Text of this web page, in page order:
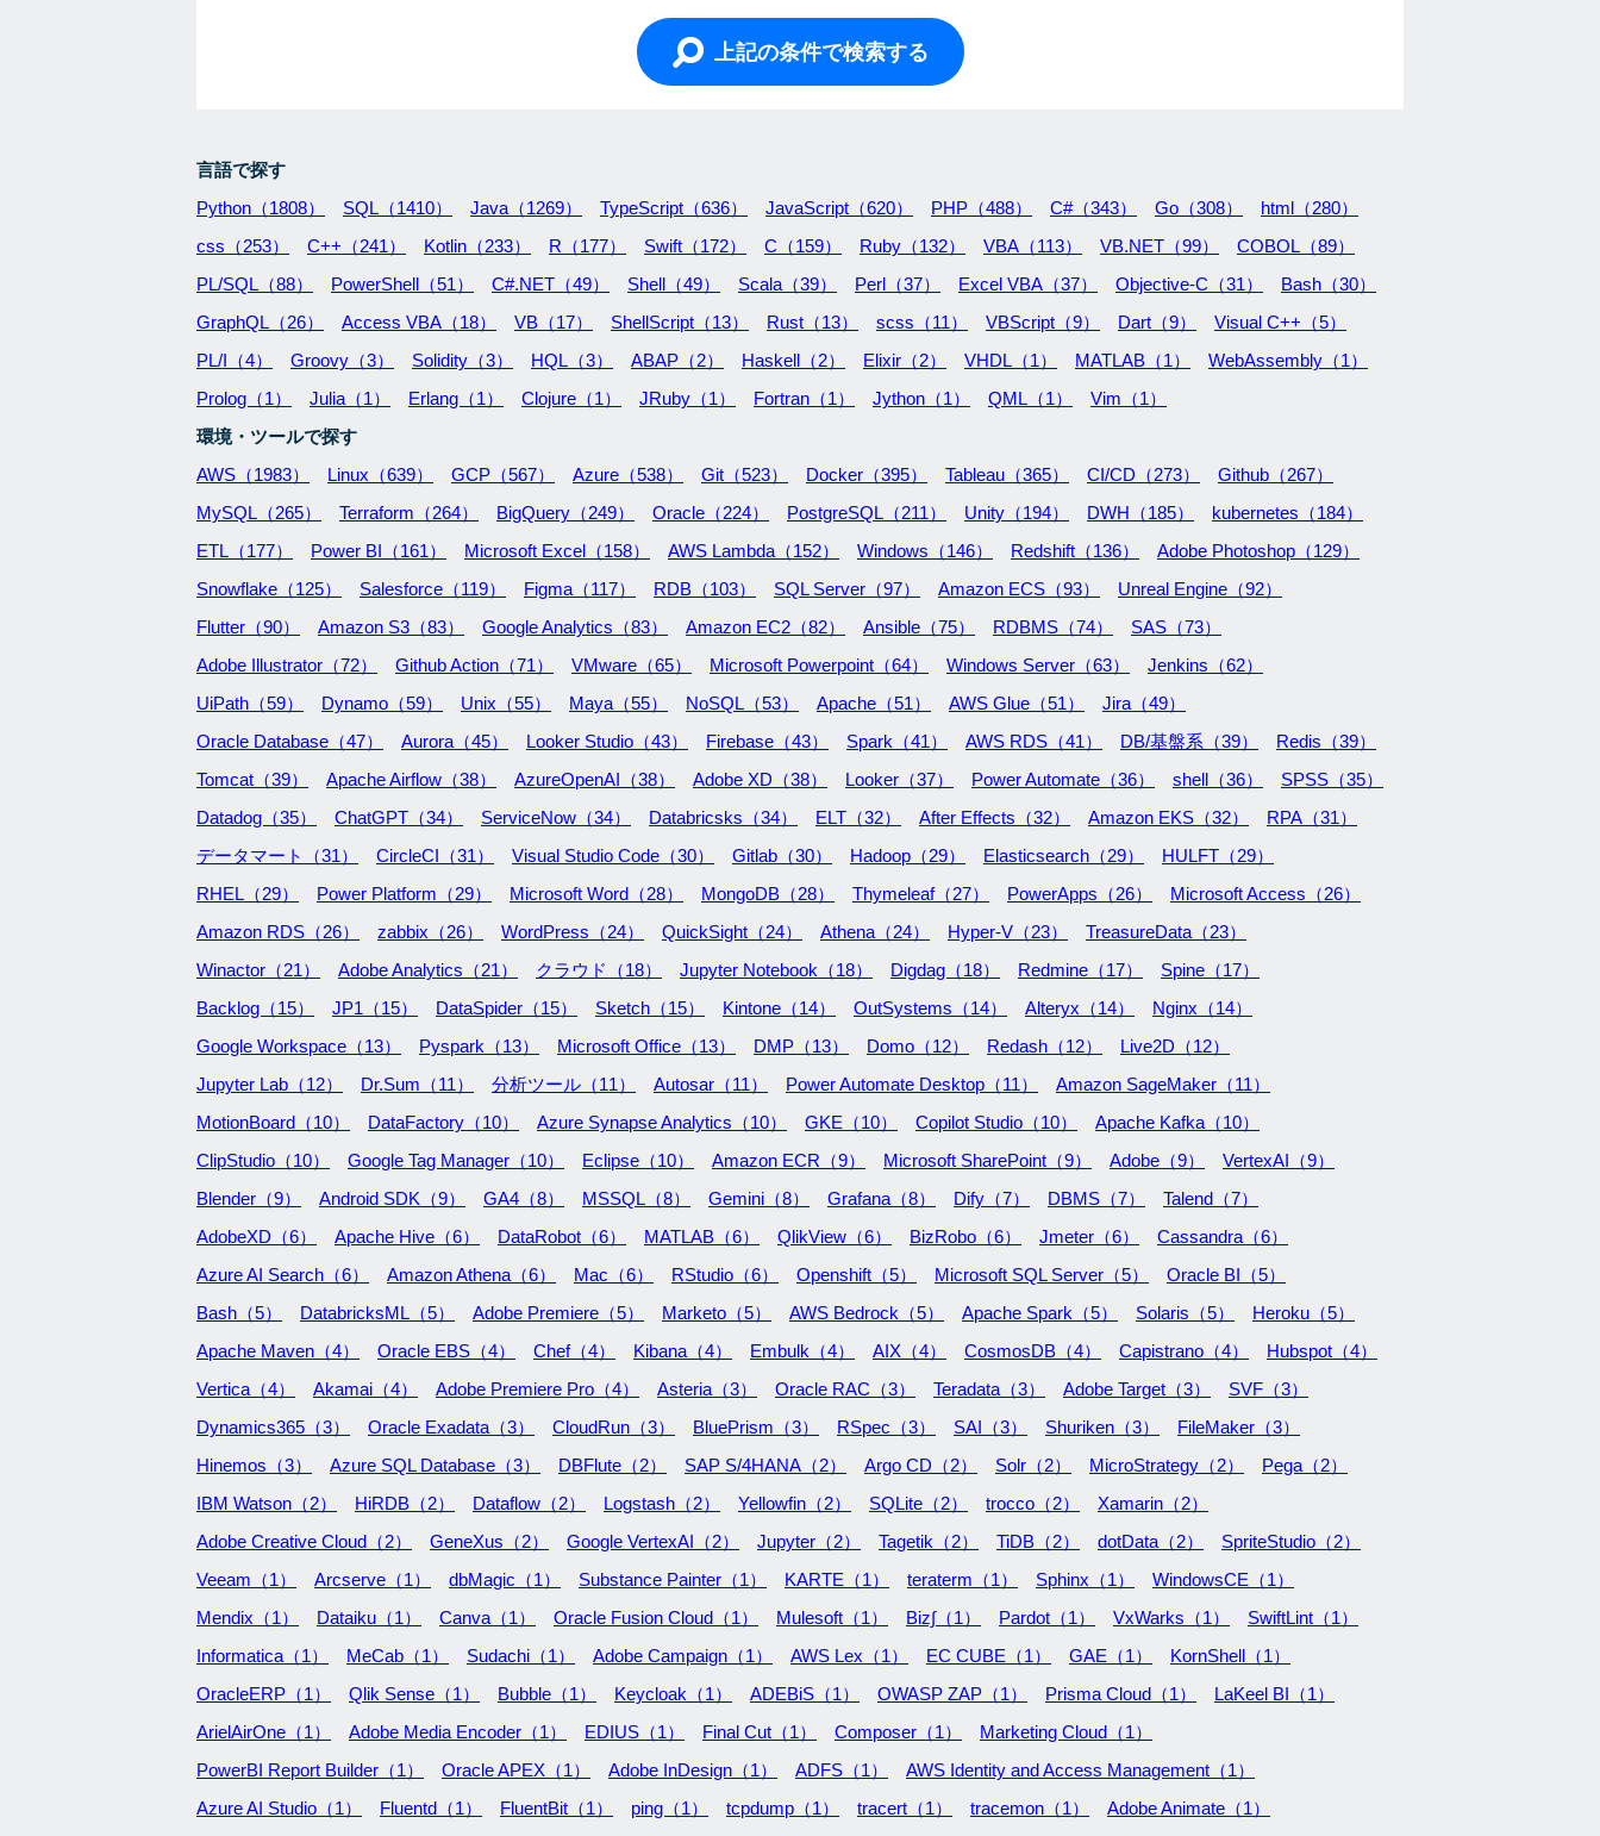
上記の条件で検索する
言語で探す
Python（1808）
SQL（1410） Java（1269） TypeScript（636） JavaScript（620） PHP（488） C#（343） Go（308）
html（280）
css（253）
C++（241） Kotlin（233） R（177） Swift（172） C（159） Ruby（132） VBA（113） VB.NET（99）
COBOL（89）
PL/SQL（88）
PowerShell（51） C#.NET（49） Shell（49） Scala（39） Perl（37） Excel VBA（37） Objective-C（31）
Bash（30）
GraphQL（26）
Access VBA（18） VB（17） ShellScript（13） Rust（13） scss（11） VBScript（9） Dart（9）
Visual C++（5）
PL/I（4）
Groovy（3） Solidity（3） HQL（3） ABAP（2） Haskell（2） Elixir（2） VHDL（1） MATLAB（1）
WebAssembly（1）
Prolog（1）
Julia（1） Erlang（1） Clojure（1） JRuby（1） Fortran（1） Jython（1） QML（1）
Vim（1）
環境・ツールで探す
AWS（1983）
Linux（639） GCP（567） Azure（538） Git（523） Docker（395） Tableau（365） CI/CD（273）
Github（267）
MySQL（265）
Terraform（264） BigQuery（249） Oracle（224） PostgreSQL（211） Unity（194） DWH（185）
kubernetes（184）
ETL（177）
Power BI（161） Microsoft Excel（158） AWS Lambda（152） Windows（146） Redshift（136）
Adobe Photoshop（129）
Snowflake（125）
Salesforce（119） Figma（117） RDB（103） SQL Server（97） Amazon ECS（93）
Unreal Engine（92）
Flutter（90）
Amazon S3（83） Google Analytics（83） Amazon EC2（82） Ansible（75） RDBMS（74）
SAS（73）
Adobe Illustrator（72）
Github Action（71） VMware（65） Microsoft Powerpoint（64） Windows Server（63）
Jenkins（62）
UiPath（59）
Dynamo（59） Unix（55） Maya（55） NoSQL（53） Apache（51） AWS Glue（51）
Jira（49）
Oracle Database（47）
Aurora（45） Looker Studio（43） Firebase（43） Spark（41） AWS RDS（41） DB/基盤系（39）
Redis（39）
Tomcat（39）
Apache Airflow（38） AzureOpenAI（38） Adobe XD（38） Looker（37） Power Automate（36） shell（36）
SPSS（35）
Datadog（35）
ChatGPT（34） ServiceNow（34） Databricsks（34） ELT（32） After Effects（32） Amazon EKS（32）
RPA（31）
データマート（31）
CircleCI（31） Visual Studio Code（30） Gitlab（30） Hadoop（29） Elasticsearch（29）
HULFT（29）
RHEL（29）
Power Platform（29） Microsoft Word（28） MongoDB（28） Thymeleaf（27） PowerApps（26）
Microsoft Access（26）
Amazon RDS（26）
zabbix（26） WordPress（24） QuickSight（24） Athena（24） Hyper-V（23）
TreasureData（23）
Winactor（21）
Adobe Analytics（21） クラウド（18） Jupyter Notebook（18） Digdag（18） Redmine（17）
Spine（17）
Backlog（15）
JP1（15） DataSpider（15） Sketch（15） Kintone（14） OutSystems（14） Alteryx（14）
Nginx（14）
Google Workspace（13）
Pyspark（13） Microsoft Office（13） DMP（13） Domo（12） Redash（12）
Live2D（12）
Jupyter Lab（12）
Dr.Sum（11） 分析ツール（11） Autosar（11） Power Automate Desktop（11）
Amazon SageMaker（11）
MotionBoard（10）
DataFactory（10） Azure Synapse Analytics（10） GKE（10） Copilot Studio（10）
Apache Kafka（10）
ClipStudio（10）
Google Tag Manager（10） Eclipse（10） Amazon ECR（9） Microsoft SharePoint（9） Adobe（9）
VertexAI（9）
Blender（9）
Android SDK（9） GA4（8） MSSQL（8） Gemini（8） Grafana（8） Dify（7） DBMS（7）
Talend（7）
AdobeXD（6）
Apache Hive（6） DataRobot（6） MATLAB（6） QlikView（6） BizRobo（6） Jmeter（6）
Cassandra（6）
Azure AI Search（6）
Amazon Athena（6） Mac（6） RStudio（6） Openshift（5） Microsoft SQL Server（5）
Oracle BI（5）
Bash（5）
DatabricksML（5） Adobe Premiere（5） Marketo（5） AWS Bedrock（5） Apache Spark（5） Solaris（5）
Heroku（5）
Apache Maven（4）
Oracle EBS（4） Chef（4） Kibana（4） Embulk（4） AIX（4） CosmosDB（4） Capistrano（4）
Hubspot（4）
Vertica（4）
Akamai（4） Adobe Premiere Pro（4） Asteria（3） Oracle RAC（3） Teradata（3） Adobe Target（3）
SVF（3）
Dynamics365（3）
Oracle Exadata（3） CloudRun（3） BluePrism（3） RSpec（3） SAI（3） Shuriken（3）
FileMaker（3）
Hinemos（3）
Azure SQL Database（3） DBFlute（2） SAP S/4HANA（2） Argo CD（2） Solr（2） MicroStrategy（2）
Pega（2）
IBM Watson（2）
HiRDB（2） Dataflow（2） Logstash（2） Yellowfin（2） SQLite（2） trocco（2）
Xamarin（2）
Adobe Creative Cloud（2）
GeneXus（2） Google VertexAI（2） Jupyter（2） Tagetik（2） TiDB（2） dotData（2）
SpriteStudio（2）
Veeam（1）
Arcserve（1） dbMagic（1） Substance Painter（1） KARTE（1） teraterm（1） Sphinx（1）
WindowsCE（1）
Mendix（1）
Dataiku（1） Canva（1） Oracle Fusion Cloud（1） Mulesoft（1） Biz∫（1） Pardot（1） VxWarks（1）
SwiftLint（1）
Informatica（1）
MeCab（1） Sudachi（1） Adobe Campaign（1） AWS Lex（1） EC CUBE（1） GAE（1）
KornShell（1）
OracleERP（1）
Qlik Sense（1） Bubble（1） Keycloak（1） ADEBiS（1） OWASP ZAP（1） Prisma Cloud（1）
LaKeel BI（1）
ArielAirOne（1）
Adobe Media Encoder（1） EDIUS（1） Final Cut（1） Composer（1）
Marketing Cloud（1）
PowerBI Report Builder（1）
Oracle APEX（1） Adobe InDesign（1） ADFS（1）
AWS Identity and Access Management（1）
Azure AI Studio（1）
Fluentd（1） FluentBit（1） ping（1） tcpdump（1） tracert（1） tracemon（1） Adobe Animate（1）